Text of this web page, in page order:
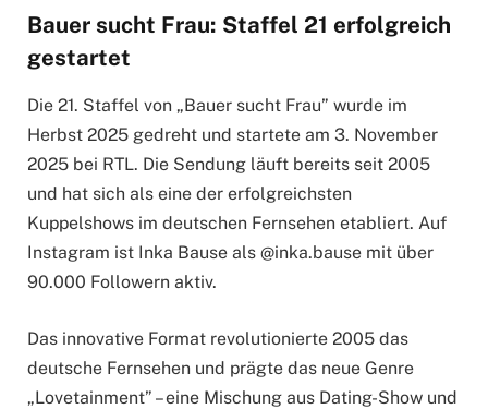
Bauer sucht Frau: Staffel 21 erfolgreich
gestartet
Die 21. Staffel von „Bauer sucht Frau” wurde im
Herbst 2025 gedreht und startete am 3. November
2025 bei RTL. Die Sendung läuft bereits seit 2005
und hat sich als eine der erfolgreichsten
Kuppelshows im deutschen Fernsehen etabliert. Auf
Instagram ist Inka Bause als @inka.bause mit über
90.000 Followern aktiv.
Das innovative Format revolutionierte 2005 das
deutsche Fernsehen und prägte das neue Genre
„Lovetainment” – eine Mischung aus Dating-Show und